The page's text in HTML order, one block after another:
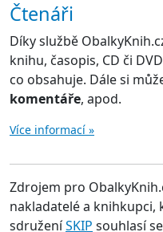
Čtenáři
Díky službě
knihu, časopis, CD či
co obsahuje. Dále si
komentáře, apod.
Více informací »
Zdrojem pro
nakladatelé a
sdruženíSKIP souhlasí